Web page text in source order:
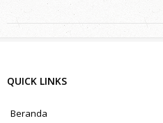
QUICK LINKS
Beranda